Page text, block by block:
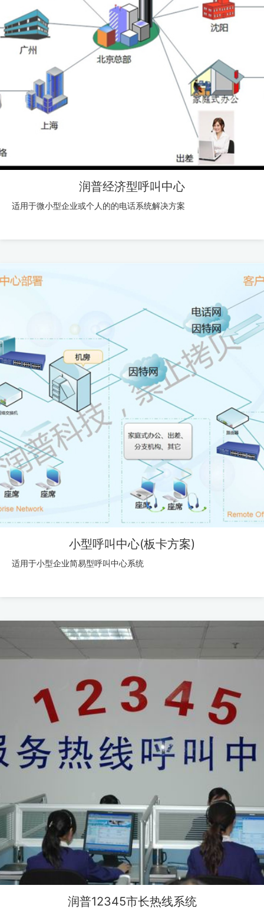
润普经济型呼叫中心
适用于微小型企业或个人的的电话系统解决方案
小型呼叫中心(板卡方案)
适用于小型企业简易型呼叫中心系统
润普12345市长热线系统